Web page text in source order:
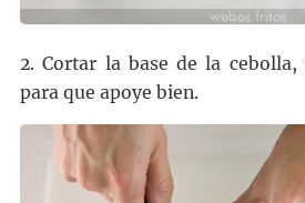
2. Cortar la base de la
para que apoye bien.